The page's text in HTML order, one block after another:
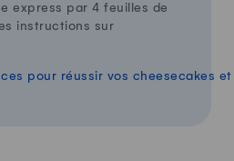
express par 4 feuilles de
instructions sur
pour réussir vos cheesecakes